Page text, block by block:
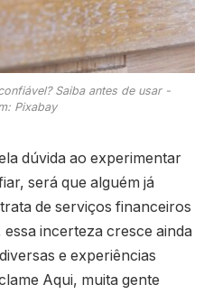
Saiba antes de usar -
Pixabay
dúvida ao experimentar
será que alguém já
de serviços financeiros
incerteza cresce ainda
e experiências
Aqui, muita gente